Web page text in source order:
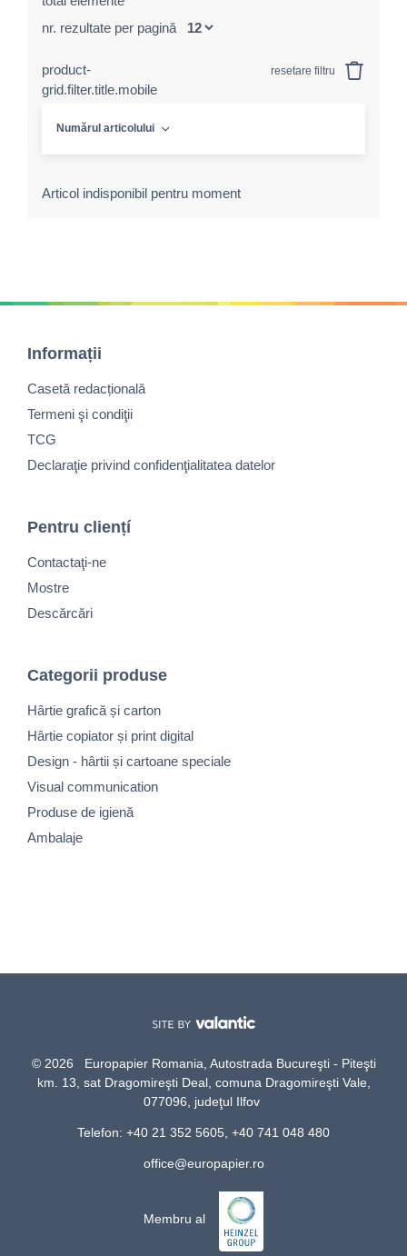
nr. rezultate per pagină
product-
grid.filter.title.mobile
resetare filtru
Numărul articolului
Articol indisponibil pentru moment
Informații
Casetă redacțională
Termeni şi condiţii
TCG
Declaraţie privind confidenţialitatea datelor
Pentru cliențí
Contactaţi-ne
Mostre
Descărcări
Categorii produse
Hârtie grafică și carton
Hârtie copiator și print digital
Design - hârtii și cartoane speciale
Visual communication
Produse de igienă
Ambalaje
© 2026 Europapier Romania, Autostrada Bucureşti - Piteşti
km. 13, sat Dragomireşti Deal, comuna Dragomireşti Vale,
077096, judeţul Ilfov
Telefon: +40 21 352 5605, +40 741 048 480
office@europapier.ro
Membru al